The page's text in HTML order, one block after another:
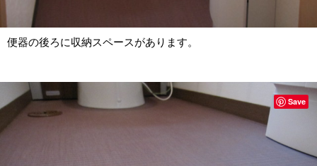
便器の後ろに収納スペースがあります。
Save